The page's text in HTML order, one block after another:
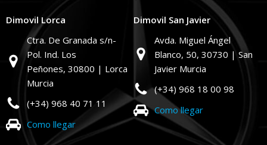
Dimovil Lorca
Ctra. De Granada s/n-
Pol. Ind. Los
Peñones, 30800 | Lorca
Murcia
(+34) 968 40 71 11
Como llegar
Dimovil San Javier
Avda. Miguel Ángel
Blanco, 50, 30730 | San
Javier Murcia
(+34) 968 18 00 98
Como llegar